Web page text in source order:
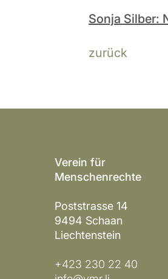
Sonja Silber:
zurück
Verein für
Menschenrechte
Poststrasse 14
9494 Schaan
Liechtenstein
+423 230 22 40